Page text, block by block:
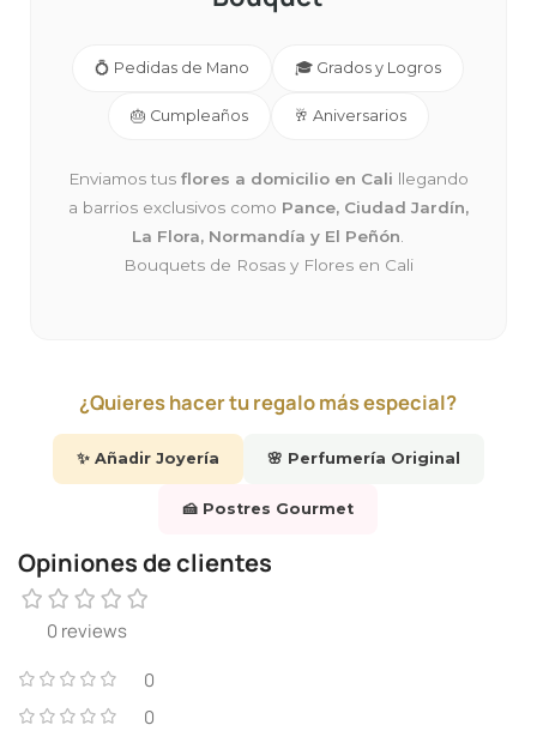
💍 Pedidas de Mano 🎓 Grados y Logros
🎂 Cumpleaños 🥂 Aniversarios
Enviamos tus flores a domicilio en Cali llegando
a barrios exclusivos como Pance, Ciudad Jardín,
La Flora, Normandía y El Peñón
Bouquets de Rosas y Flores en Cali
¿Quieres hacer tu regalo más especial?
✨ Añadir Joyería 🌸 Perfumería Original
🍰 Postres Gourmet
Opiniones de clientes
0 reviews
0
0